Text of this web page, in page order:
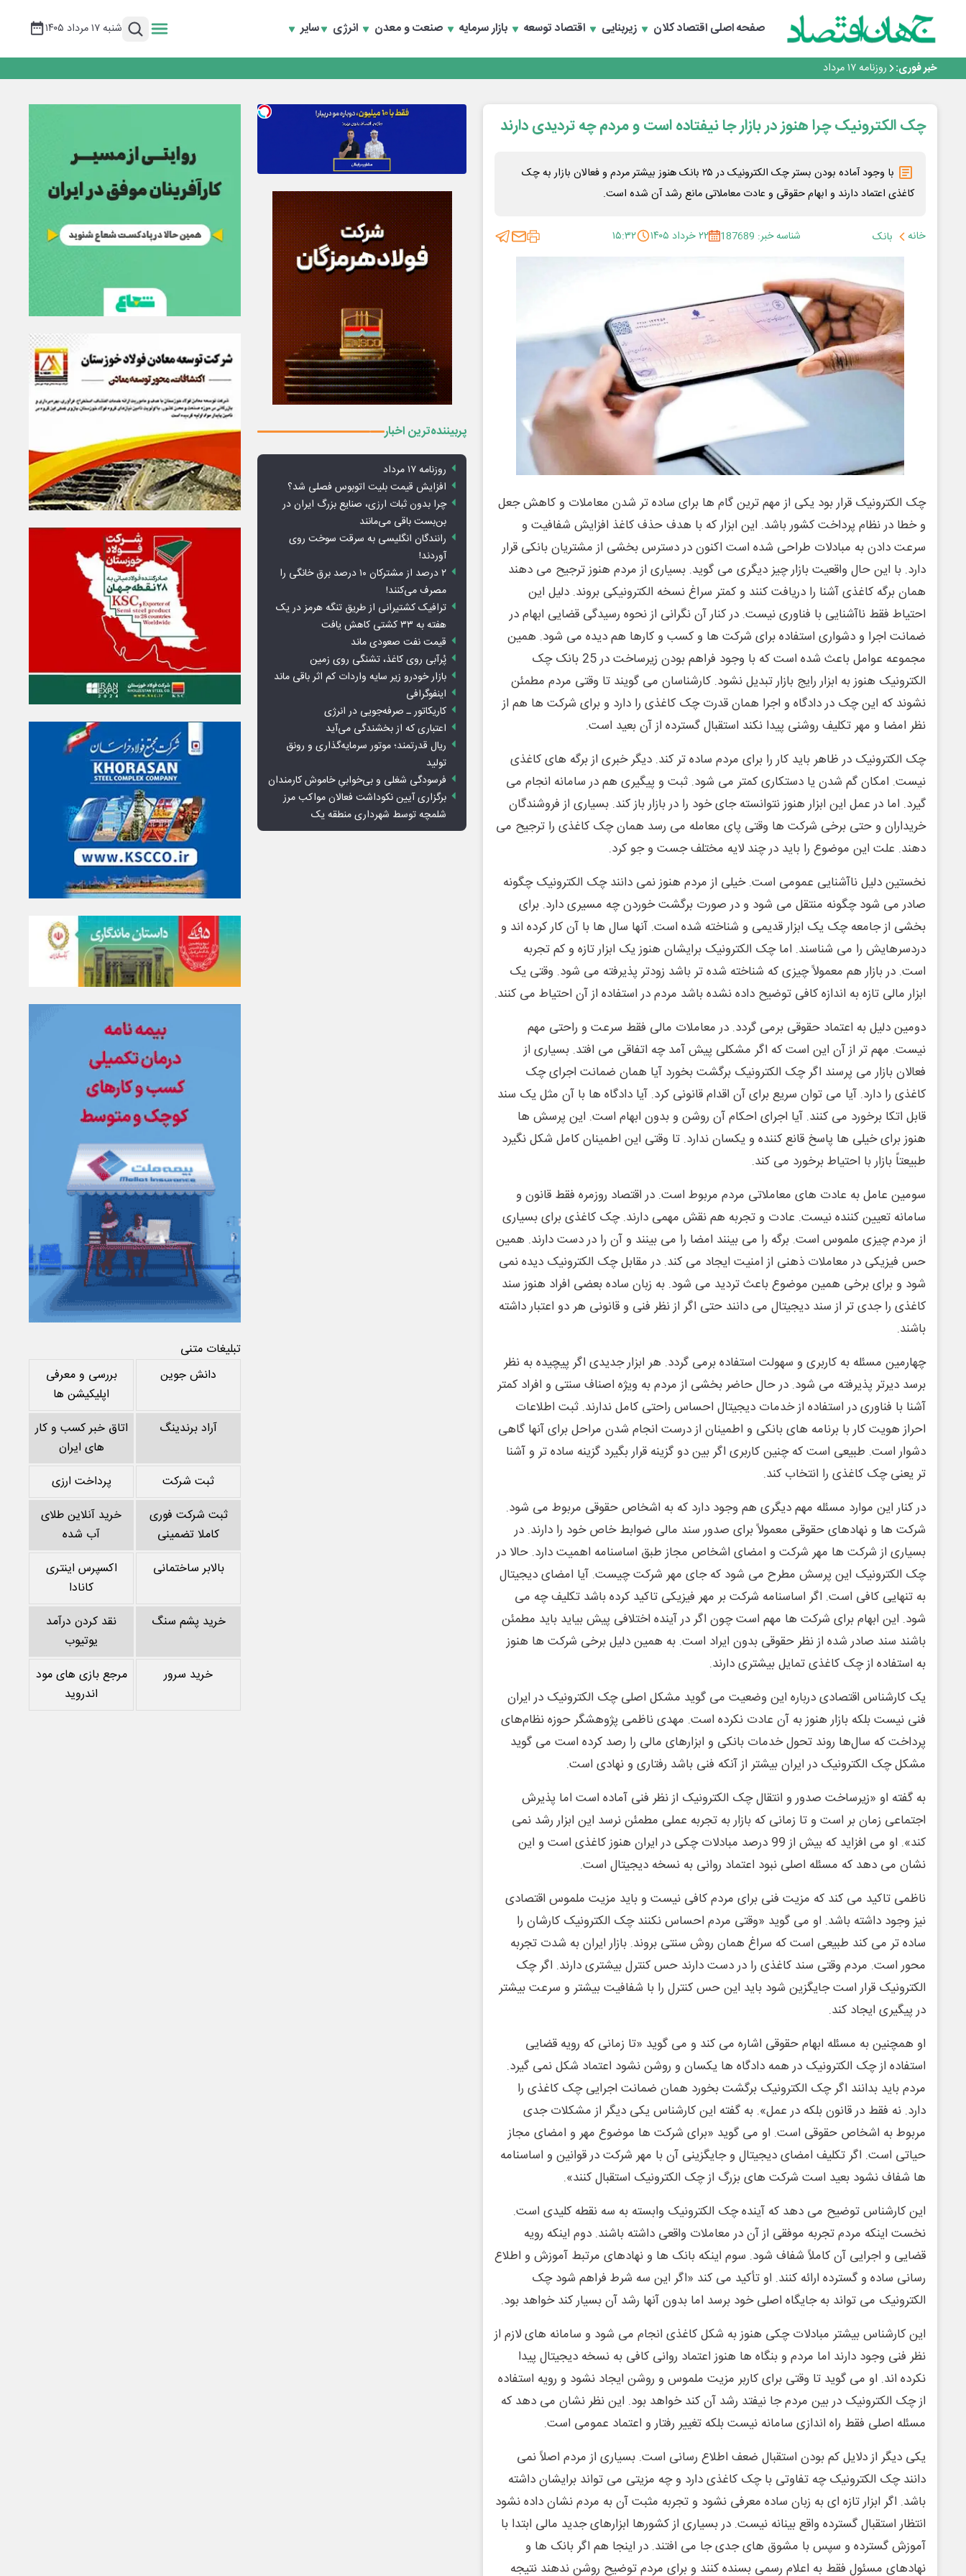
صفحه اصلیاقتصاد کلان زیربنایی اقتصاد توسعه بازار سرمایه صنعت و معدن انرژی سایر شنبه ۱۷ مرداد ۱۴۰۵
خبر فوری:
رانندگان انگلیسی به سرقت سوخت روی آوردند!
روزنامه ۱۷ مرداد
افزایش قیمت بلیت اتوبوس فصلی شد؟
چرا بدون ثبات ارزی، صنایع بزرگ ایران در بن‌بست باقی می‌مانند
رانندگان انگلیسی به سرقت سوخت روی آوردند!
۲ درصد از مشترکان ۱۰ درصد برق خانگی را مصرف می‌کنند!
افزایش قیمت بلیت اتوبوس فصلی شد؟
چک الکترونیک چرا هنوز در بازار جا نیفتاده است و مردم چه تردیدی دارند
با وجود آماده بودن بستر چک الکترونیک در ۲۵ بانک هنوز بیشتر مردم و فعالان بازار به چک
کاغذی اعتماد دارند و ابهام حقوقی و عادت معاملاتی مانع رشد آن شده است.
خانه بانک شناسه خبر: 187689 ۲۲ خرداد ۱۴۰۵ ۱۵:۳۲
چک الکترونیک قرار بود یکی از مهم ترین گام ها برای ساده تر شدن معاملات و کاهش جعل
و خطا در نظام پرداخت کشور باشد. این ابزار که با هدف حذف کاغذ افزایش شفافیت و
سرعت دادن به مبادلات طراحی شده است اکنون در دسترس بخشی از مشتریان بانکی قرار
دارد. با این حال واقعیت بازار چیز دیگری می گوید. بسیاری از مردم هنوز ترجیح می دهند
همان برگه کاغذی آشنا را دریافت کنند و کمتر سراغ نسخه الکترونیکی بروند. دلیل این
احتیاط فقط ناآشنایی با فناوری نیست. در کنار آن نگرانی از نحوه رسیدگی قضایی ابهام در
ضمانت اجرا و دشواری استفاده برای شرکت ها و کسب و کارها هم دیده می شود. همین
مجموعه عوامل باعث شده است که با وجود فراهم بودن زیرساخت در 25 بانک چک
الکترونیک هنوز به ابزار رایج بازار تبدیل نشود. کارشناسان می گویند تا وقتی مردم مطمئن
نشوند که این چک در دادگاه و اجرا همان قدرت چک کاغذی را دارد و برای شرکت ها هم از
نظر امضا و مهر تکلیف روشنی پیدا نکند استقبال گسترده از آن بعید است.
چک الکترونیک در ظاهر باید کار را برای مردم ساده تر کند. دیگر خبری از برگه های کاغذی
نیست. امکان گم شدن یا دستکاری کمتر می شود. ثبت و پیگیری هم در سامانه انجام می
گیرد. اما در عمل این ابزار هنوز نتوانسته جای خود را در بازار باز کند. بسیاری از فروشندگان
خریداران و حتی برخی شرکت ها وقتی پای معامله می رسد همان چک کاغذی را ترجیح می
دهند. علت این موضوع را باید در چند لایه مختلف جست و جو کرد.
نخستین دلیل ناآشنایی عمومی است. خیلی از مردم هنوز نمی دانند چک الکترونیک چگونه
صادر می شود چگونه منتقل می شود و در صورت برگشت خوردن چه مسیری دارد. برای
بخشی از جامعه چک یک ابزار قدیمی و شناخته شده است. آنها سال ها با آن کار کرده اند و
دردسرهایش را می شناسند. اما چک الکترونیک برایشان هنوز یک ابزار تازه و کم تجربه
است. در بازار هم معمولاً چیزی که شناخته شده تر باشد زودتر پذیرفته می شود. وقتی یک
ابزار مالی تازه به اندازه کافی توضیح داده نشده باشد مردم در استفاده از آن احتیاط می کنند.
دومین دلیل به اعتماد حقوقی برمی گردد. در معاملات مالی فقط سرعت و راحتی مهم
نیست. مهم تر از آن این است که اگر مشکلی پیش آمد چه اتفاقی می افتد. بسیاری از
فعالان بازار می پرسند اگر چک الکترونیک برگشت بخورد آیا همان ضمانت اجرای چک
کاغذی را دارد. آیا می توان سریع برای آن اقدام قانونی کرد. آیا دادگاه ها با آن مثل یک سند
قابل اتکا برخورد می کنند. آیا اجرای احکام آن روشن و بدون ابهام است. این پرسش ها
هنوز برای خیلی ها پاسخ قانع کننده و یکسان ندارد. تا وقتی این اطمینان کامل شکل نگیرد
طبیعتاً بازار با احتیاط برخورد می کند.
سومین عامل به عادت های معاملاتی مردم مربوط است. در اقتصاد روزمره فقط قانون و
سامانه تعیین کننده نیست. عادت و تجربه هم نقش مهمی دارند. چک کاغذی برای بسیاری
از مردم چیزی ملموس است. برگه را می بینند امضا را می بینند و آن را در دست دارند. همین
حس فیزیکی در معاملات ذهنی از امنیت ایجاد می کند. در مقابل چک الکترونیک دیده نمی
شود و برای برخی همین موضوع باعث تردید می شود. به زبان ساده بعضی افراد هنوز سند
کاغذی را جدی تر از سند دیجیتال می دانند حتی اگر از نظر فنی و قانونی هر دو اعتبار داشته
باشند.
چهارمین مسئله به کاربری و سهولت استفاده برمی گردد. هر ابزار جدیدی اگر پیچیده به نظر
برسد دیرتر پذیرفته می شود. در حال حاضر بخشی از مردم به ویژه اصناف سنتی و افراد کمتر
آشنا با فناوری در استفاده از خدمات دیجیتال احساس راحتی کامل ندارند. ثبت اطلاعات
احراز هویت کار با برنامه های بانکی و اطمینان از درست انجام شدن مراحل برای آنها گاهی
دشوار است. طبیعی است که چنین کاربری اگر بین دو گزینه قرار بگیرد گزینه ساده تر و آشنا
تر یعنی چک کاغذی را انتخاب کند.
در کنار این موارد مسئله مهم دیگری هم وجود دارد که به اشخاص حقوقی مربوط می شود.
شرکت ها و نهادهای حقوقی معمولاً برای صدور سند مالی ضوابط خاص خود را دارند. در
بسیاری از شرکت ها مهر شرکت و امضای اشخاص مجاز طبق اساسنامه اهمیت دارد. حالا در
چک الکترونیک این پرسش مطرح می شود که جای مهر شرکت چیست. آیا امضای دیجیتال
به تنهایی کافی است. اگر اساسنامه شرکت بر مهر فیزیکی تاکید کرده باشد تکلیف چه می
شود. این ابهام برای شرکت ها مهم است چون اگر در آینده اختلافی پیش بیاید باید مطمئن
باشند سند صادر شده از نظر حقوقی بدون ایراد است. به همین دلیل برخی شرکت ها هنوز
به استفاده از چک کاغذی تمایل بیشتری دارند.
یک کارشناس اقتصادی درباره این وضعیت می گوید مشکل اصلی چک الکترونیک در ایران
فنی نیست بلکه بازار هنوز به آن عادت نکرده است. مهدی ناظمی پژوهشگر حوزه نظام‌های
پرداخت که سال‌ها روند تحول خدمات بانکی و ابزارهای مالی را رصد کرده است می گوید
مشکل چک الکترونیک در ایران بیشتر از آنکه فنی باشد رفتاری و نهادی است.
به گفته او «زیرساخت صدور و انتقال چک الکترونیک از نظر فنی آماده است اما پذیرش
اجتماعی زمان بر است و تا زمانی که بازار به تجربه عملی مطمئن نرسد این ابزار رشد نمی
کند». او می افزاید که بیش از 99 درصد مبادلات چکی در ایران هنوز کاغذی است و این
نشان می دهد که مسئله اصلی نبود اعتماد روانی به نسخه دیجیتال است.
ناظمی تاکید می کند که مزیت فنی برای مردم کافی نیست و باید مزیت ملموس اقتصادی
نیز وجود داشته باشد. او می گوید «وقتی مردم احساس نکنند چک الکترونیک کارشان را
ساده تر می کند طبیعی است که سراغ همان روش سنتی بروند. بازار ایران به شدت تجربه
محور است. مردم وقتی سند کاغذی را در دست دارند حس کنترل بیشتری دارند. اگر چک
الکترونیک قرار است جایگزین شود باید این حس کنترل را با شفافیت بیشتر و سرعت بیشتر
در پیگیری ایجاد کند.
او همچنین به مسئله ابهام حقوقی اشاره می کند و می گوید «تا زمانی که رویه قضایی
استفاده از چک الکترونیک در همه دادگاه ها یکسان و روشن نشود اعتماد شکل نمی گیرد.
مردم باید بدانند اگر چک الکترونیک برگشت بخورد همان ضمانت اجرایی چک کاغذی را
دارد. نه فقط در قانون بلکه در عمل». به گفته این کارشناس یکی دیگر از مشکلات جدی
مربوط به اشخاص حقوقی است. او می گوید «برای شرکت ها موضوع مهر و امضای مجاز
حیاتی است. اگر تکلیف امضای دیجیتال و جایگزینی آن با مهر شرکت در قوانین و اساسنامه
ها شفاف نشود بعید است شرکت های بزرگ از چک الکترونیک استقبال کنند».
این کارشناس توضیح می دهد که آینده چک الکترونیک وابسته به سه نقطه کلیدی است.
نخست اینکه مردم تجربه موفقی از آن در معاملات واقعی داشته باشند. دوم اینکه رویه
قضایی و اجرایی آن کاملاً شفاف شود. سوم اینکه بانک ها و نهادهای مرتبط آموزش و اطلاع
رسانی ساده و گسترده ارائه کنند. او تأکید می کند «اگر این سه شرط فراهم شود چک
الکترونیک می تواند به جایگاه اصلی خود برسد اما بدون آنها رشد آن بسیار کند خواهد بود.
این کارشناس بیشتر مبادلات چکی هنوز به شکل کاغذی انجام می شود و سامانه های لازم از
نظر فنی وجود دارند اما مردم و بنگاه ها هنوز اعتماد روانی کافی به نسخه دیجیتال پیدا
نکرده اند. او می گوید تا وقتی برای کاربر مزیت ملموس و روشن ایجاد نشود و رویه استفاده
از چک الکترونیک در بین مردم جا نیفتد رشد آن کند خواهد بود. این نظر نشان می دهد که
مسئله اصلی فقط راه اندازی سامانه نیست بلکه تغییر رفتار و اعتماد عمومی است.
یکی دیگر از دلایل کم بودن استقبال ضعف اطلاع رسانی است. بسیاری از مردم اصلاً نمی
دانند چک الکترونیک چه تفاوتی با چک کاغذی دارد و چه مزیتی می تواند برایشان داشته
باشد. اگر ابزار تازه ای به زبان ساده معرفی نشود و تجربه مثبت آن به مردم نشان داده نشود
انتظار استقبال گسترده واقع بینانه نیست. در بسیاری از کشورها ابزارهای جدید مالی ابتدا با
آموزش گسترده و سپس با مشوق های جدی جا می افتند. در اینجا هم اگر بانک ها و
نهادهای مسئول فقط به اعلام رسمی بسنده کنند و برای مردم توضیح روشن ندهند نتیجه
پربیننده‌ترین اخبار
روزنامه ۱۷ مرداد
افزایش قیمت بلیت اتوبوس فصلی شد؟
چرا بدون ثبات ارزی، صنایع بزرگ ایران در
بن‌بست باقی می‌مانند
رانندگان انگلیسی به سرقت سوخت روی
آوردند!
۲ درصد از مشترکان ۱۰ درصد برق خانگی را
مصرف می‌کنند!
ترافیک کشتیرانی از طریق تنگه هرمز در یک
هفته به ۳۳ کشتی کاهش یافت
قیمت نفت صعودی ماند
پُرآبی روی کاغذ، تشنگی روی زمین
بازار خودرو زیر سایه واردات کم اثر باقی ماند
اینفوگرافی
کاریکاتور ـ صرفه‌جویی در انرژی
اعتباری که از بخشندگی می‌آید
ریال قدرتمند؛ موتور سرمایه‌گذاری و رونق
تولید
فرسودگی شغلی و بی‌خوابیِ خاموش کارمندان
برگزاری آیین نکوداشت فعالان مواکب مرز
شلمچه توسط شهرداری منطقه یک
تبلیغات متنی
دانش جوین
بررسی و معرفی
اپلیکیشن ها
آراد برندینگ
اتاق خبر کسب و کار
های ایران
ثبت شرکت
پرداخت ارزی
ثبت شرکت فوری
کاملا تضمینی
خرید آنلاین طلای
آب شده
بالابر ساختمانی
اکسپرس اینتری
کانادا
خرید پشم سنگ
نقد کردن درآمد
یوتیوب
خرید سرور
مرجع بازی های مود
اندروید